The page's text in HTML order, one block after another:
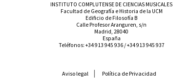
INSTITUTO COMPLUTENSE DE CIENCIAS MUSICALES
Facultad de Geografía e Historia de la UCM
Edificio de Filosofía B
Calle Profesor Aranguren, s/n
Madrid, 28040
España
Teléfonos: +34 913 945 936/+34 913 945 937
Aviso legal Política de Privacidad